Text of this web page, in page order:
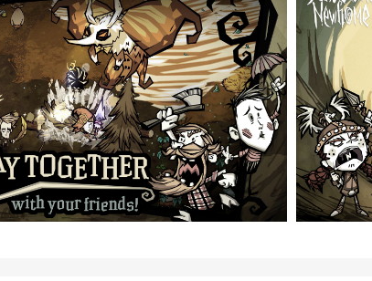
饥荒鱼人王(饥荒鱼人王可以换什么)
苹果手游饥荒攻略秘籍(饥荒游戏攻略秘籍)
倩女幽魂手游房屋攻略(倩女幽魂手游家园攻略)
倩女幽魂手游家园设计大赛攻略(倩女幽魂手游家园设计大赛攻略视
频)
倩女幽魂手游灵兽攻略医生(倩女幽魂手游家园灵兽)
手游饥荒攻略秘籍(饥荒游戏攻略秘籍)
新倩女幽魂手游家园攻略(新倩女幽魂攻略游戏攻略)
保卫家园手机游戏攻略(保卫家园游戏单机游戏)
大话手游家园风水攻略(大话西游手游家园运势)
饥荒攻略小白必看新手指南(饥荒攻略小白必看新手指南下载)